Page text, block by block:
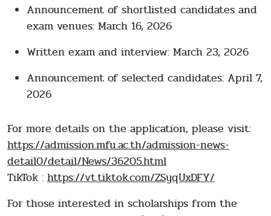
Announcement of shortlisted candidates and
exam venues: March 16, 2026
Written exam and interview: March 23, 2026
Announcement of selected candidates: April 7,
2026
For more details on the application, please visit:
https://admission.mfu.ac.th/admission-news-
detail0/detail/News/36205.html
TikTok : https://vt.tiktok.com/ZSyqUxDFY/
For those interested in scholarships from the